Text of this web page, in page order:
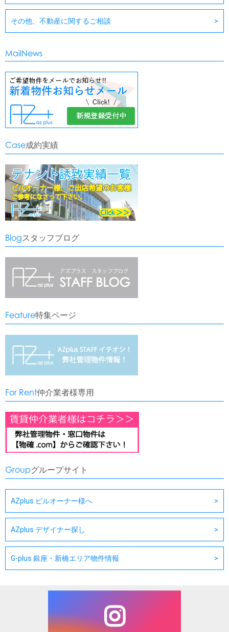
その他、不動産に関するご相談
MailNews
Case成約実績
Blogスタッフブログ
Feature特集ページ
For Rent仲介業者様専用
Groupグループサイト
AZplus ビルオーナー様へ
AZplus デザイナー探し
G-plus 銀座・新橋エリア物件情報